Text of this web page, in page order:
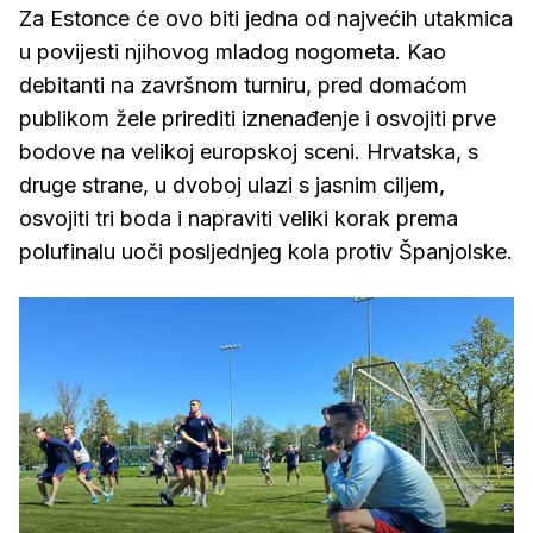
Za Estonce će ovo biti jedna od najvećih utakmica
u povijesti njihovog mladog nogometa. Kao
debitanti na završnom turniru, pred domaćom
publikom žele prirediti iznenađenje i osvojiti prve
bodove na velikoj europskoj sceni. Hrvatska, s
druge strane, u dvoboj ulazi s jasnim ciljem,
osvojiti tri boda i napraviti veliki korak prema
polufinalu uoči posljednjeg kola protiv Španjolske.